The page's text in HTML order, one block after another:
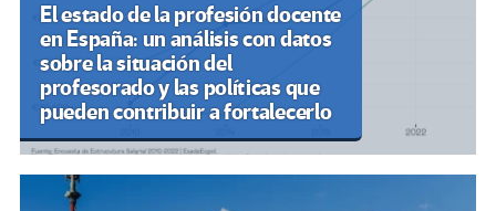
El estado de la profesión docente
en España: un análisis con datos
sobre la situación del
profesorado y las políticas que
pueden contribuir a fortalecerlo